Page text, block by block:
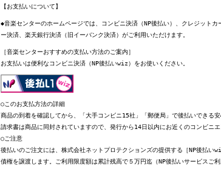
【お支払いについて】
◆音楽センターのホームページでは、コンビニ決済（NP後払い）、クレジット
ー決済、楽天銀行決済（旧イーバンク決済）がご利用いただけます。
［音楽センターおすすめの支払い方法のご案内］
お支払いは便利なコンビニ決済（NP後払いwiz）をお使いください。
○このお支払方法の詳細
商品の到着を確認してから、「大手コンビニ15社」「郵便局」で後払いできる安
請求書は商品に同封されていますので、発行から14日以内にお近くのコンビニ
○ご注意
後払いのご注文には、株式会社ネットプロテクションズの提供する［NP後払
債権を譲渡します。ご利用限度額は累計残高で５万円迄（NP後払いサービスご利